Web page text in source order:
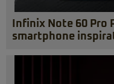
Infinix Note 60 Pro
smartphone